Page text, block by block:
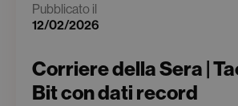
Pubblicato il
12/02/2026
Corriere della Sera |
Bit con dati record